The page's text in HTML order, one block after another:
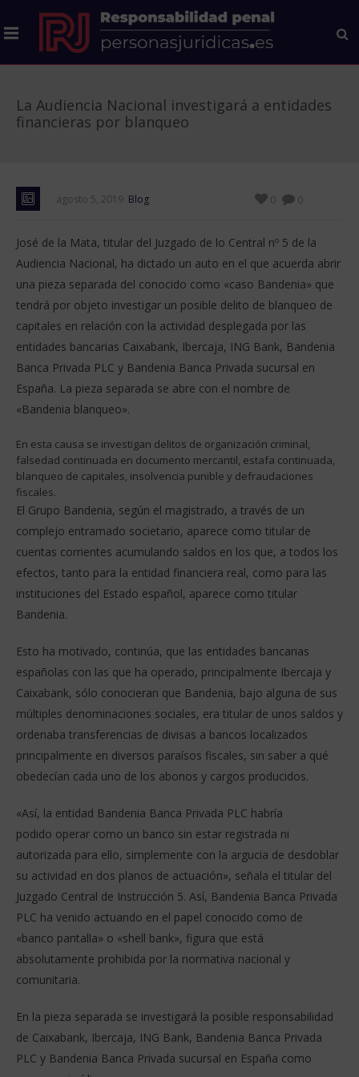
La Audiencia Nacional investigará a entidades
financieras por blanqueo
agosto 5, 2019 Blog 0
0
José de la Mata, titular del Juzgado de lo Central nº 5 de la
Audiencia Nacional, ha dictado un auto en el que acuerda abrir
una pieza separada del conocido como «caso Bandenia» que
tendrá por objeto investigar un posible delito de blanqueo de
capitales en relación con la actividad desplegada por las
entidades bancarias Caixabank, Ibercaja, ING Bank, Bandenia
Banca Privada PLC y Bandenia Banca Privada sucursal en
España. La pieza separada se abre con el nombre de
«Bandenia blanqueo».
En esta causa se investigan delitos de organización criminal,
falsedad continuada en documento mercantil, estafa continuada,
blanqueo de capitales, insolvencia punible y defraudaciones
fiscales.
El Grupo Bandenia, según el magistrado, a través de un
complejo entramado societario, aparece como titular de
cuentas corrientes acumulando saldos en los que, a todos los
efectos, tanto para la entidad financiera real, como para las
instituciones del Estado español, aparece como titular
Bandenia.
Esto ha motivado, continúa, que las entidades bancarias
españolas con las que ha operado, principalmente Ibercaja y
Caixabank, sólo conocieran que Bandenia, bajo alguna de sus
múltiples denominaciones sociales, era titular de unos saldos y
ordenaba transferencias de divisas a bancos localizados
principalmente en diversos paraísos fiscales, sin saber a qué
obedecían cada uno de los abonos y cargos producidos.
«Así, la entidad Bandenia Banca Privada PLC habría
podido operar como un banco sin estar registrada ni
autorizada para ello, simplemente con la argucia de desdoblar
su actividad en dos planos de actuación», señala el titular del
Juzgado Central de Instrucción 5. Así, Bandenia Banca Privada
PLC ha venido actuando en el papel conocido como de
«banco pantalla» o «shell bank», figura que está
absolutamente prohibida por la normativa nacional y
comunitaria.
En la pieza separada se investigará la posible responsabilidad
de Caixabank, Ibercaja, ING Bank, Bandenia Banca Privada
PLC y Bandenia Banca Privada sucursal en España como